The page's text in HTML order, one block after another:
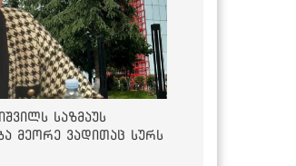
საზმაუს
მეორე ვადითაც სურს